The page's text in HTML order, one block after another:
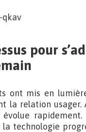
pour
ont mis en
la relation
technologie